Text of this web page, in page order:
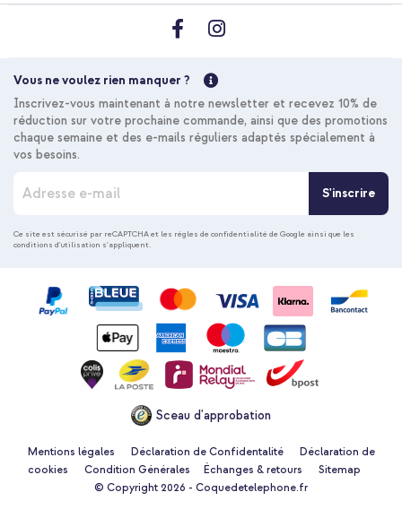
Vous ne voulez rien manquer ?
Inscrivez-vous maintenant à notre newsletter et recevez 10% de
réduction sur votre prochaine commande, ainsi que des promotions
chaque semaine et des e-mails réguliers adaptés spécialement à
vos besoins.
c
r
S'inscrire
Ce site est sécurisé par reCAPTCHA et les règles de confidentialité de Google ainsi que les
conditions d'utilisation s'appliquent.
Sceau d'approbation
Mentions légales Déclaration de Confidentalité
Déclaration de
cookies
Condition Générales Échanges & retours
Sitemap
© Copyright 2026 - Coquedetelephone.fr